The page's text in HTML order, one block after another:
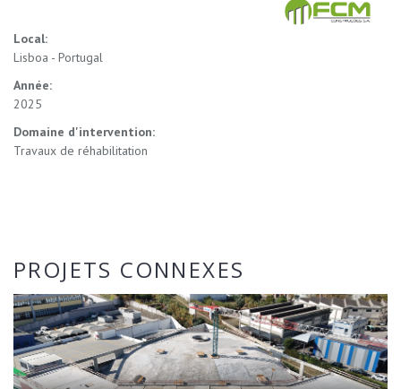
Local:
Lisboa - Portugal
Année:
2025
Domaine d'intervention:
Travaux de réhabilitation
PROJETS CONNEXES